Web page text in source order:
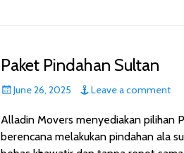
Paket Pindahan Sultan
Posted
June 26, 2025 Leave a comment
Alladin Movers menyediakan pilihan
berencana melakukan pindahan ala